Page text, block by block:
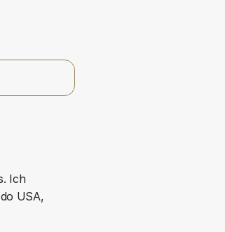
Ich
USA,